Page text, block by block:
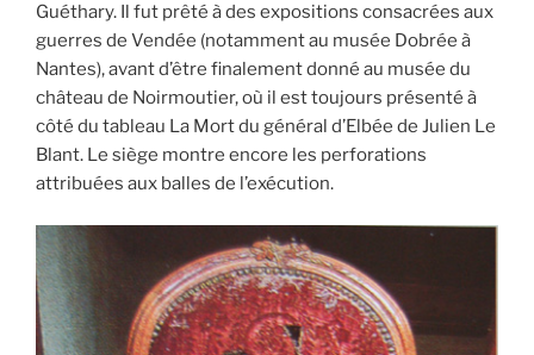
Guéthary. Il fut prêté à des expositions consacrées aux
guerres de Vendée (notamment au musée Dobrée à
Nantes), avant d’être finalement donné au musée du
château de Noirmoutier, où il est toujours présenté à
côté du tableau La Mort du général d’Elbée de Julien Le
Blant. Le siège montre encore les perforations
attribuées aux balles de l’exécution.